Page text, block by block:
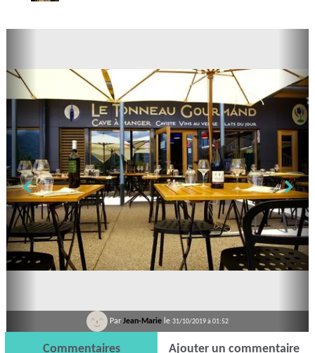
Par Jean-Marie le 31/10/2019 à 01:52
Commentaires Ajouter un commentaire